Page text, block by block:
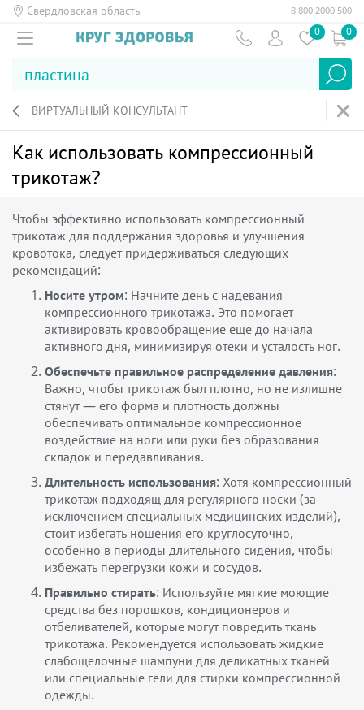
Свердловская область 8 800 2000 500
0 0
ВИРТУАЛЬНЫЙ КОНСУЛЬТАНТ
Как использовать компрессионный
трикотаж?
Чтобы эффективно использовать компрессионный
трикотаж для поддержания здоровья и улучшения
кровотока, следует придерживаться следующих
рекомендаций:
Носите утром: Начните день с надевания
компрессионного трикотажа. Это помогает
активировать кровообращение еще до начала
активного дня, минимизируя отеки и усталость ног.
Обеспечьте правильное распределение давления:
Важно, чтобы трикотаж был плотно, но не излишне
стянут — его форма и плотность должны
обеспечивать оптимальное компрессионное
воздействие на ноги или руки без образования
складок и передавливания.
Длительность использования: Хотя компрессионный
трикотаж подходящ для регулярного носки (за
исключением специальных медицинских изделий),
стоит избегать ношения его круглосуточно,
особенно в периоды длительного сидения, чтобы
избежать перегрузки кожи и сосудов.
Правильно стирать: Используйте мягкие моющие
средства без порошков, кондиционеров и
отбеливателей, которые могут повредить ткань
трикотажа. Рекомендуется использовать жидкие
слабощелочные шампуни для деликатных тканей
или специальные гели для стирки компрессионной
одежды.